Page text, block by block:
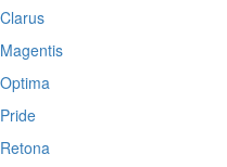
Clarus
Magentis
Optima
Pride
Retona